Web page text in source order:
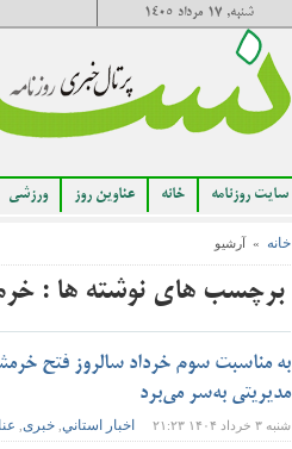
شنبه, ۱۷ مرداد ۱۴۰۵
سایت روزنامه خانه عناوین روز ورزشی
خانه » آرشیو
برچسب های نوشته ها :
به مناسبت سوم خرداد سالروز فتح
مدیریتی به‌سر می‌برد
شنبه ۳ خرداد ۱۴۰۴ ۲۱:۲۳ اخبار استاني خبری